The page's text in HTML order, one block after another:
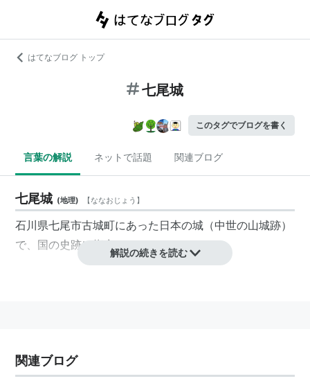
はてなブログ トップ
七尾城
このタグでブログを書く
言葉の解説 ネットで話題 関連ブログ
七尾城 (地理) 【ななおじょう 】
石川県七尾市古城町にあった日本の城（中世の山城跡）
で、国の史跡に指定されている。
解説の続きを読む
関連ブログ